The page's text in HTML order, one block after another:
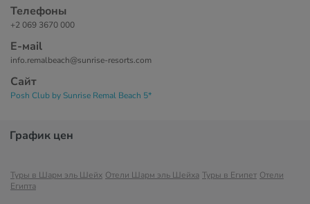
Телефоны
+2 069 3670 000
Е-маil
info.remalbeach@sunrise-resorts.com
Сайт
Posh Club by Sunrise Remal Beach 5*
График цен
Туры в Шарм эль Шейх Отели Шарм эль Шейха Туры в Египет Отели
Египта